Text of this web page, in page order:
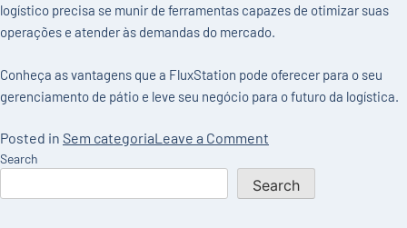
logístico precisa se munir de ferramentas capazes de otimizar suas
operações e atender às demandas do mercado.
Conheça as vantagens que a FluxStation pode oferecer para o seu
gerenciamento de pátio e leve seu negócio para o futuro da logística.
Posted in Sem categoriaLeave a Comment
história
da
Search
Search